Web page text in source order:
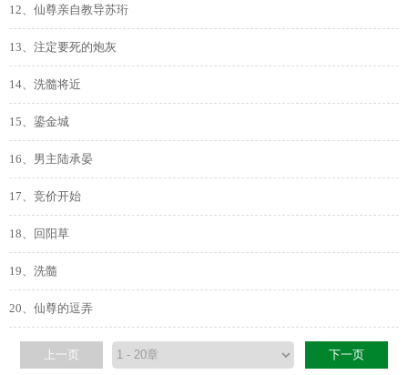
12、仙尊亲自教导苏珩
13、注定要死的炮灰
14、洗髓将近
15、鎏金城
16、男主陆承晏
17、竞价开始
18、回阳草
19、洗髓
20、仙尊的逗弄
上一页 下一页